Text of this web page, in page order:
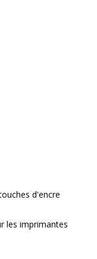
d'encre
les imprimantes